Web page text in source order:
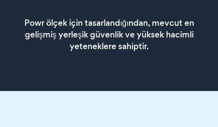
Powr ölçek için tasarlandığından, mevcut en
gelişmiş yerleşik güvenlik ve yüksek hacimli
yeteneklere sahiptir.